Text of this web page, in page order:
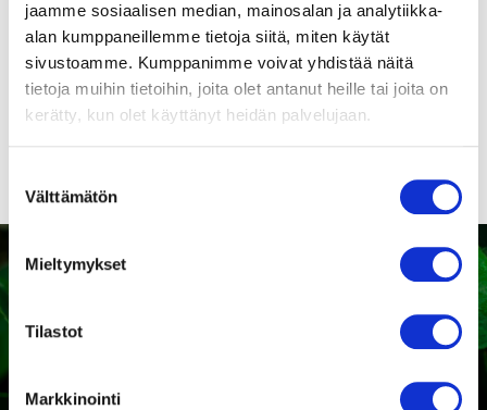
jaamme sosiaalisen median, mainosalan ja analytiikka-
alan kumppaneillemme tietoja siitä, miten käytät
sivustoamme. Kumppanimme voivat yhdistää näitä
tietoja muihin tietoihin, joita olet antanut heille tai joita on
kerätty, kun olet käyttänyt heidän palvelujaan.
valinta
Välttämätön
Mieltymykset
Tilastot
Markkinointi
Suomenkieliset
puhaltimien
turvamääräykset!
Kaipaatko tukea sopivan